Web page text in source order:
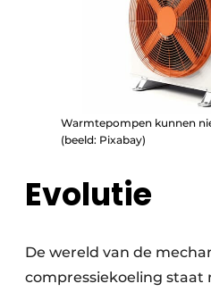
Warmtepompen kunnen
(beeld: Pixabay)
Evolutie
De wereld van de
compressiekoeling staat